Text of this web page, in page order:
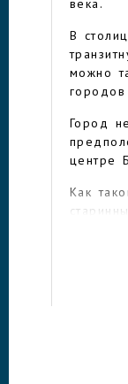
века.
В
можно
Город
центре
Как